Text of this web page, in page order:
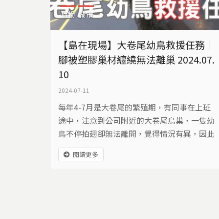
動物 城市
【島在現場】大卷尾幼鳥救援任務｜
腳被塑膠巢材纏繞無法離巢 2024.07.
10
2024-07-11
每年4-7月是大卷尾的繁殖期，有同事在上班
途中，注意到公司附近的大卷尾鳥巢，一隻幼
鳥不停拍翅卻無法離開，覺得情況有異，因此
找來同事用長桿綁上小型攝影機，查看鳥巢內
狀況。 ​ 一看之下，才發現原來牠有一隻腳被巢
閱讀更多